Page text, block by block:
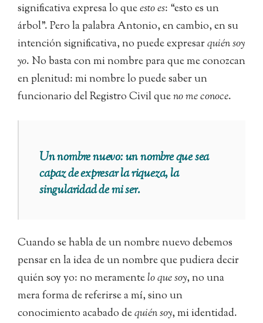
significativa expresa lo queesto es: “esto es un
árbol”. Pero la palabra Antonio, en cambio, en su
intención significativa, no puede expresarquién soy
yo. No basta con mi nombre para que me conozcan
en plenitud: mi nombre lo puede saber un
funcionario del Registro Civil queno me conoce.
Un nombre nuevo: un nombre que sea
capaz de expresar la riqueza, la
singularidad de mi ser.
Cuando se habla de un nombre nuevo debemos
pensar en la idea de un nombre que pudiera decir
quién soy yo: no meramentelo que soy, no una
mera forma de referirse a mí, sino un
conocimiento acabado dequién soy, mi identidad.